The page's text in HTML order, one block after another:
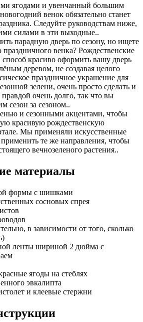
ягодами и увенчанный большим
венок обязательно станет
Следуйте руководствам ниже,
силами в эти выходные..
парадную дверь по сезону, но ищете
праздничного венка? Рождественские
красиво оформить вашу дверь
деревом, не создавая целого
праздничное украшение для
зелени, очень просто сделать и
очень долго, так что вы
сезон за сезоном..
и сезонными акцентами, чтобы
красивую рождественскую
Мы применяли искусственные
те же направления, чтобы
вечнозеленого растения..
материалы
формы с шишками
сосновых спрея
в зависимости от того, сколько
ленты шириной 2 дюйма с
ягоды на стеблях
эвкалипта
и клеевые стержни